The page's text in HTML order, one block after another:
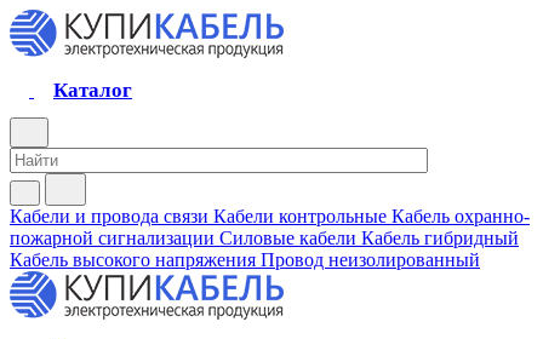
Каталог
Кабели и провода связи Кабели контрольные Кабель охранно-
пожарной сигнализации Силовые кабели Кабель гибридный
Кабель высокого напряжения Провод неизолированный